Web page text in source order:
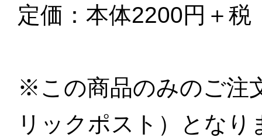
定価：本体2200円＋税
※この商品のみのご注
リックポスト）となり